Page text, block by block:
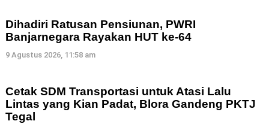
Dihadiri Ratusan Pensiunan, PWRI
Banjarnegara Rayakan HUT ke-64
9 Agustus 2026, 11:58 am
Cetak SDM Transportasi untuk Atasi Lalu
Lintas yang Kian Padat, Blora Gandeng PKTJ
Tegal